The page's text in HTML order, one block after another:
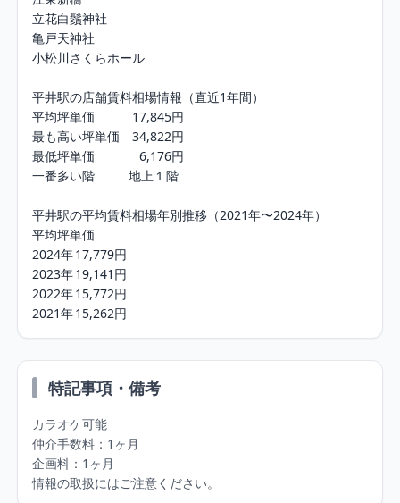
立花白鬚神社
亀戸天神社
小松川さくらホール
平井駅の店舗賃料相場情報（直近1年間）
平均坪単価	　　 17,845円
最も高い坪単価	34,822円
最低坪単価	　　   6,176円
一番多い階	　　地上１階
平井駅の平均賃料相場年別推移（2021年〜2024年）
平均坪単価
2024年	17,779円
2023年	19,141円
2022年	15,772円
2021年	15,262円
特記事項・備考
カラオケ可能
仲介手数料：1ヶ月
企画料：1ヶ月
情報の取扱にはご注意ください。